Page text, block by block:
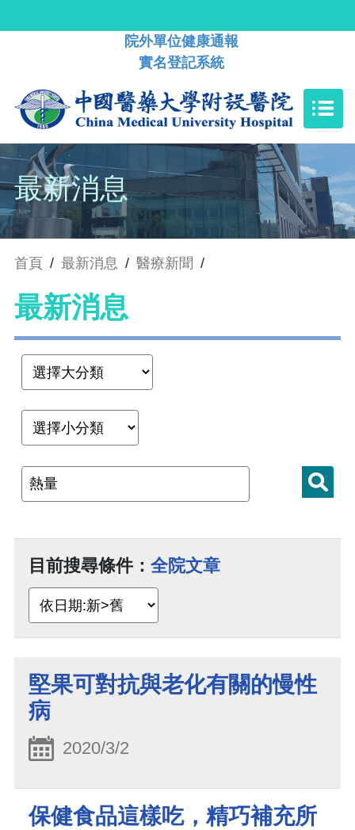
院外單位健康通報
實名登記系統
最新消息
首頁 / 最新消息 / 醫療新聞 /
最新消息
目前搜尋條件： 全院文章
堅果可對抗與老化有關的慢性
病
2020/3/2
保健食品這樣吃，精巧補充所